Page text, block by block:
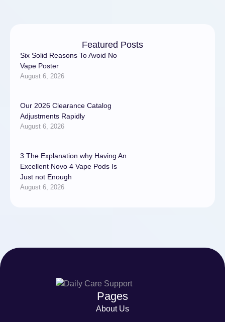
Featured Posts
Six Solid Reasons To Avoid No
Vape Poster
August 6, 2026
Our 2026 Clearance Catalog
Adjustments Rapidly
August 6, 2026
3 The Explanation why Having An
Excellent Novo 4 Vape Pods Is
Just not Enough
August 6, 2026
Pages
About Us